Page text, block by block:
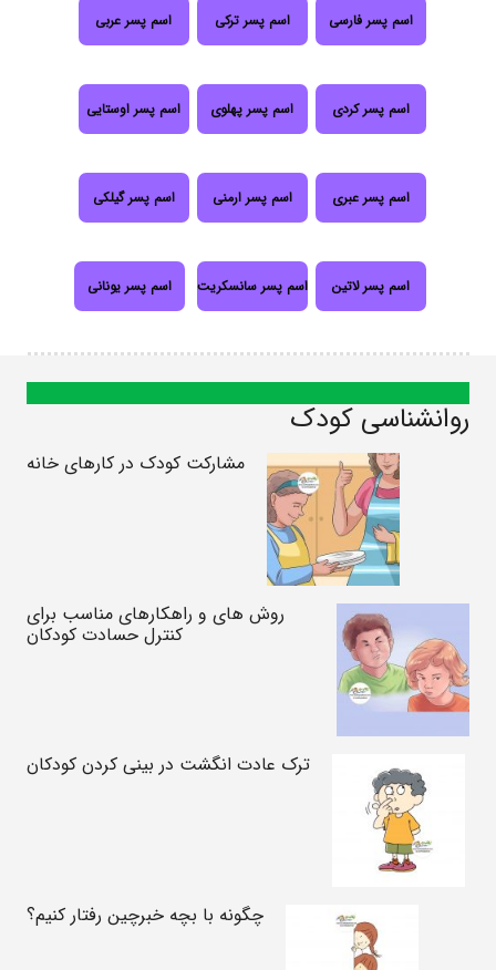
اسم پسر فارسی اسم پسر ترکی اسم پسر عربی
اسم پسر کردی اسم پسر پهلوی اسم پسر اوستایی
اسم پسر عبری اسم پسر ارمنی اسم پسر گیلکی
اسم پسر لاتین اسم پسر سانسکریت اسم پسر یونانی
روانشناسی کودک
مشارکت کودک در کارهای خانه
روش های و راهکارهای مناسب برای
کنترل حسادت کودکان
ترک عادت انگشت در بینی کردن کودکان
چگونه با بچه خبرچین رفتار کنیم؟